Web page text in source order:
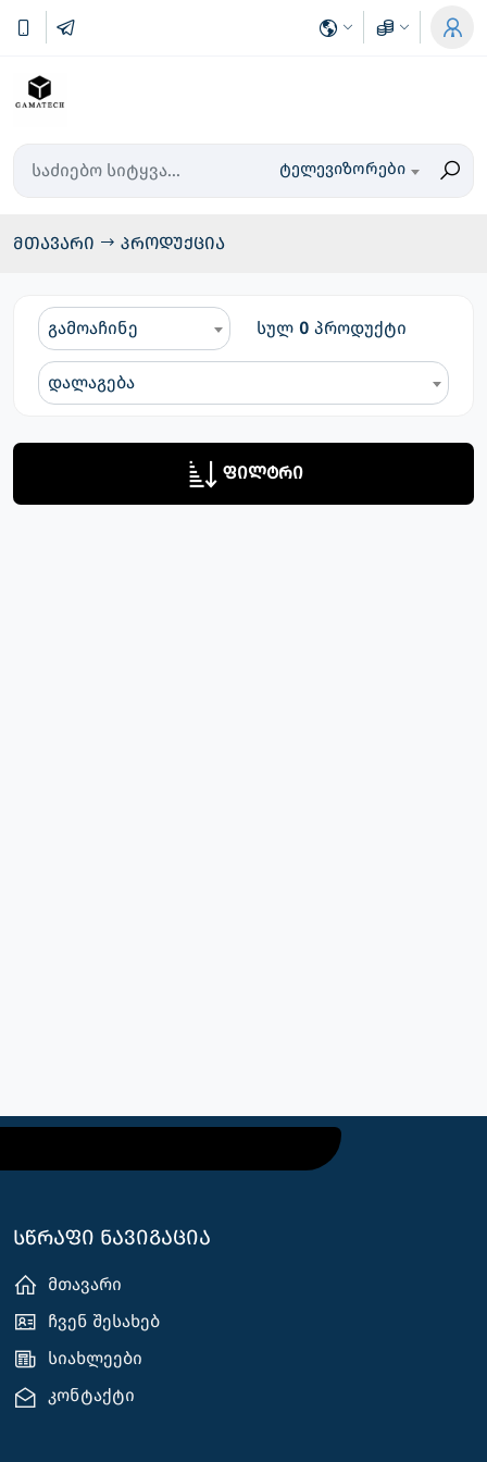
ტელევიზორები
მთავარი პროდუქცია
გამოაჩინე სულ 0 პროდუქტი
დალაგება
ფილტრი
სწრაფი ნავიგაცია
მთავარი
ჩვენ შესახებ
სიახლეები
კონტაქტი